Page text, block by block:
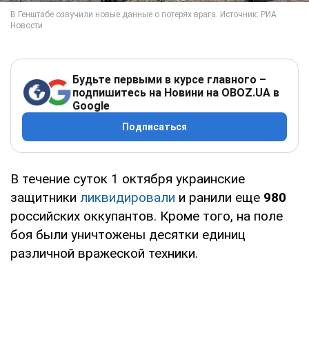
Будьте первыми в курсе главного –
подпишитесь на Новини на OBOZ.UA в
Google
Подписаться
В течение суток 1 октября украинские
защитники ликвидировали и ранили еще 980
российских оккупантов. Кроме того, на поле
боя были уничтожены десятки единиц
различной вражеской техники.